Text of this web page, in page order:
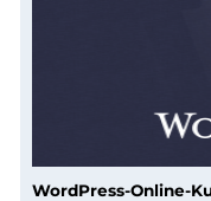
WordPress-Online-